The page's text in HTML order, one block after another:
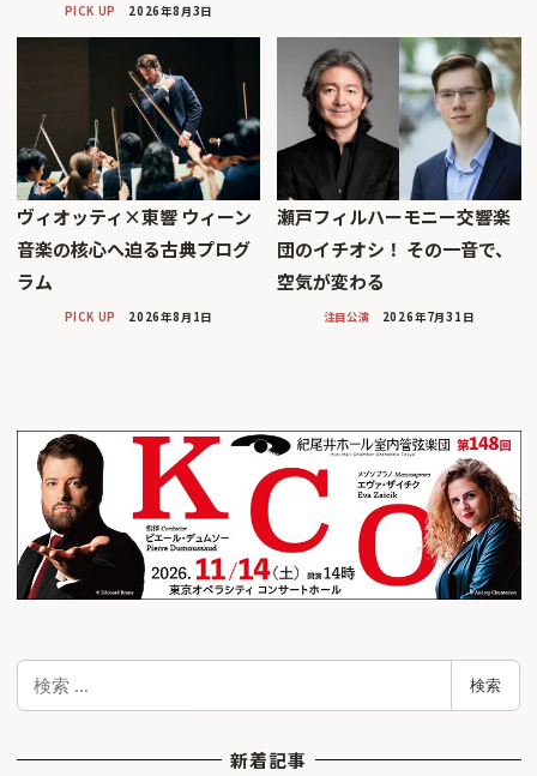
PICK UP 2026年8月3日
ヴィオッティ×東響 ウィーン
音楽の核心へ迫る古典プログ
ラム
PICK UP 2026年8月1日
瀬戸フィルハーモニー交響楽
団のイチオシ！ その一音で、
空気が変わる
注目公演 2026年7月31日
検
検索
新着記事